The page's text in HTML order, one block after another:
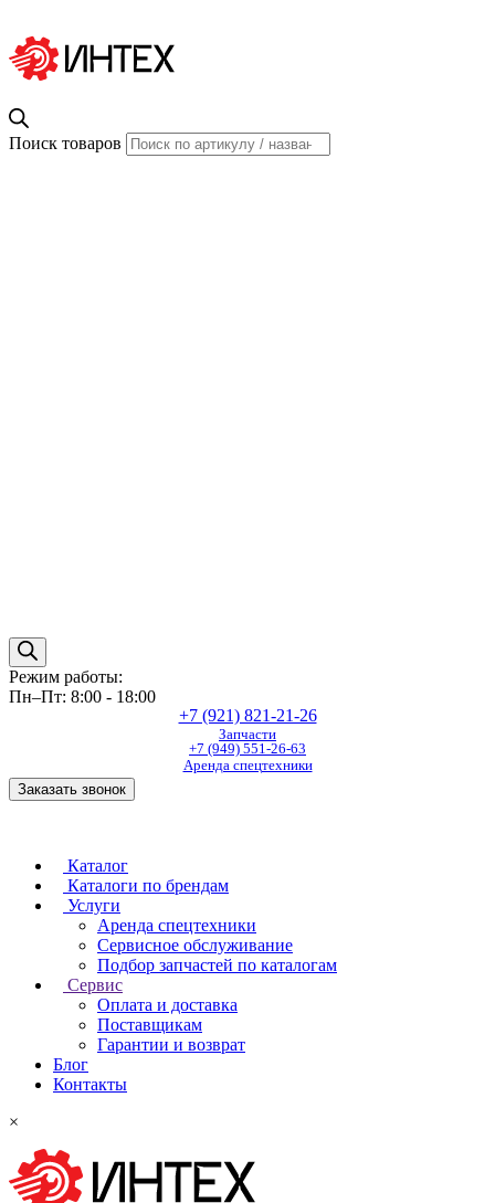
Поиск товаров
Режим работы:
Пн–Пт: 8:00 - 18:00
+7 (921) 821-21-26
Запчасти
+7 (949) 551-26-63
Аренда спецтехники
Заказать звонок
Каталог
Каталоги по брендам
Услуги
Аренда спецтехники
Сервисное обслуживание
Подбор запчастей по каталогам
Сервис
Оплата и доставка
Поставщикам
Гарантии и возврат
Блог
Контакты
×